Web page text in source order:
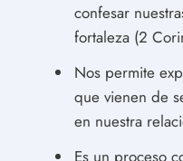
confesar
fortaleza (2
Nos permite
que vienen de
en nuestra
Es un proceso